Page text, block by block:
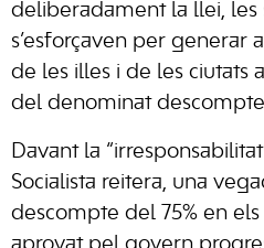
deliberadament la llei, les
s’esforçaven per generar
de les illes i de les ciutats
del denominat descompte
Davant la
Socialista reitera, una
descompte del 75% en